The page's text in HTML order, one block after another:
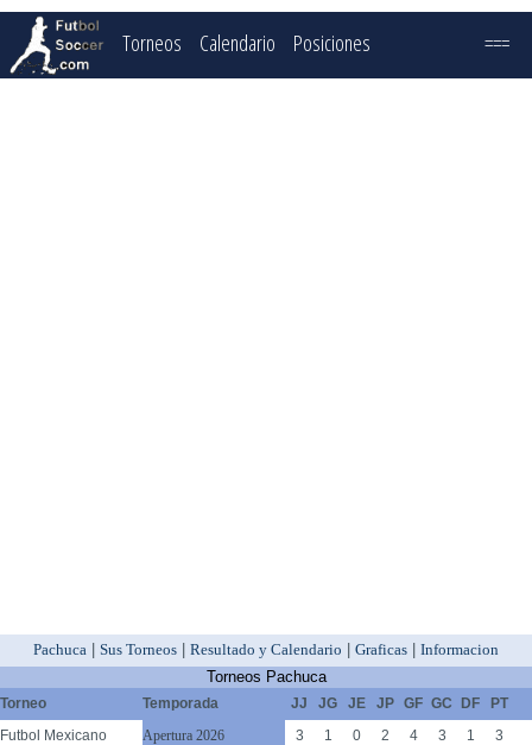
Torneos Calendario Posiciones ===
Pachuca Sus Torneos Resultado y Calendario Graficas
Informacion
Torneos Pachuca
Torneo Temporada JJ JG JE JP GF GC DF
PT
Futbol Mexicano
Apertura 2026 3 1 0 2 4 3 1
3